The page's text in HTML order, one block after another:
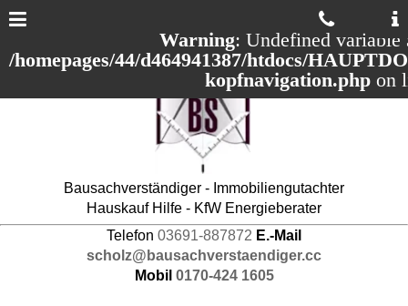
Warning: Undefined variable
/homepages/44/d464941387/htdocs/
kopfnavigation.php on
Bausachverständiger - Immobiliengutachter
Hauskauf Hilfe - KfW Energieberater
Telefon 03691-887872 E.-Mail
scholz@bausachverstaendiger.cc
Mobil 0170-424 1605